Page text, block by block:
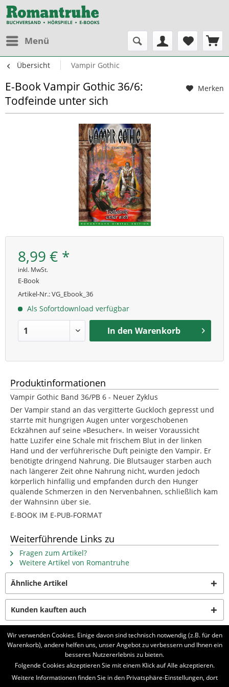
Menü
Übersicht Vampir Gothic
Merken
E-Book Vampir Gothic 36/6:
Todfeinde unter sich
8,99 € *
inkl. MwSt.
E-Book
Artikel-Nr.:VG_Ebook_36
Als Sofortdownload verfügbar
In den Warenkorb
Produktinformationen
Vampir Gothic Band 36/PB 6 - Neuer Zyklus
Der Vampir stand an das vergitterte Guckloch gepresst und
starrte mit hungrigen Augen unter vorgeschobenen
Eckzähnen auf seine »Besucher«. In weiser Voraussicht
hatte Luzifer eine Schale mit frischem Blut in der linken
Hand und der verführerische Duft peinigte den Vampir. Er
benötigte dringend Nahrung. Die Blutsauger starben auch
nach längerer Zeit ohne Nahrung nicht, wurden jedoch
körperlich hinfällig und empfanden durch den Hunger
quälende Schmerzen in den Nervenbahnen, schließlich kam
der Wahnsinn über sie.
E-BOOK IM E-PUB-FORMAT
Weiterführende Links zu
Fragen zum Artikel?
Weitere Artikel von Romantruhe
Ähnliche Artikel
Kunden kauften auch
Kunden haben sich ebenfalls angesehen
BELIEBTE SERIEN
Wir verwenden Cookies. Einige davon sind technisch notwendig (z.B. für den
Warenkorb), andere helfen uns, unser Angebot zu verbessern und Ihnen ein
besseres Nutzererlebnis zu bieten.
Folgende Cookies akzeptieren Sie mit einem Klick auf Alle akzeptieren.
Weitere Informationen finden Sie in den Privatsphäre-Einstellungen, dort